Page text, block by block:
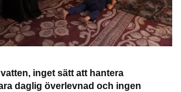
inget sätt att hantera
daglig överlevnad och ingen